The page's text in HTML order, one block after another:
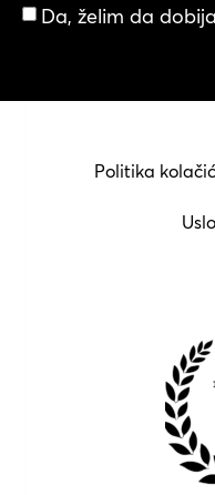
Da, želim da
Politika